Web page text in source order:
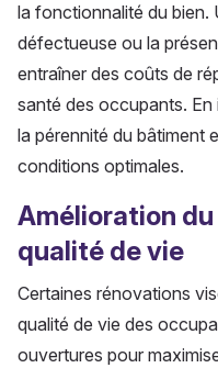
la fonctionnalité du bien.
défectueuse ou la
entraîner des coûts de
santé des occupants.
la pérennité du bâtiment
conditions optimales.
Amélioration
qualité de vie
Certaines rénovations
qualité de vie des
ouvertures pour